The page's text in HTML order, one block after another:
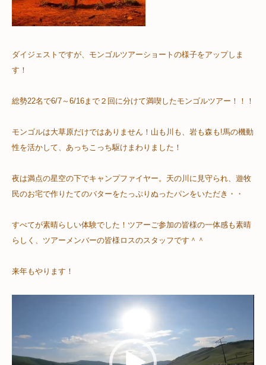
ダイジェストですが、モンゴルツアーショートの様子をアップしま
す！
総勢22名で6/7～6/16まで２回に分けて満喫したモンゴルツアー！！！
モンゴルは大草原だけではありません！山も川も、岩も森も!馬の機動
性を活かして、あっちこっち駆けまわりました！
夜は満点の星空の下でキャンプファイヤー。天の川に見守られ、遊牧
民のお宅で作りたてのバターをたっぷりぬったパンをいただき・・
すべてが素晴らしい体験でした！ツアーご参加の皆様の一体感も素晴
らしく、ツアーメンバーの皆様ロスのスタッフです＾＾
来年もやります！
ヤ
ー